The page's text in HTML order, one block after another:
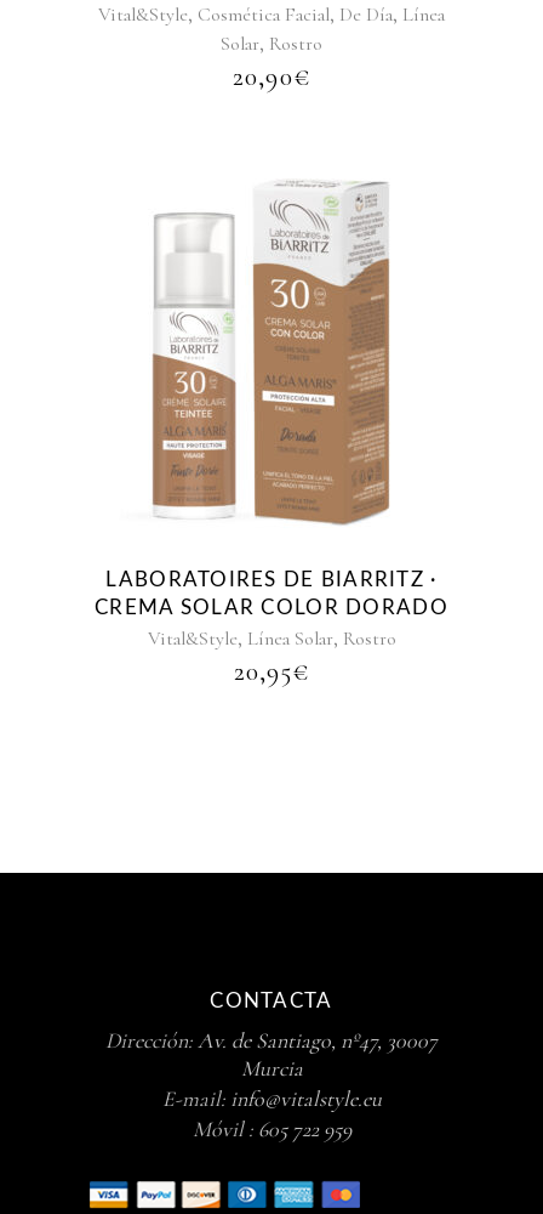
Vital&Style, Cosmética Facial, De Día, Línea
Solar, Rostro
20,90€
LABORATOIRES DE BIARRITZ ·
CREMA SOLAR COLOR DORADO
Vital&Style, Línea Solar, Rostro
20,95€
CONTACTA
Dirección:Av. de Santiago, nº47, 30007
Murcia
E-mail: info@vitalstyle.eu
Móvil : 605 722 959